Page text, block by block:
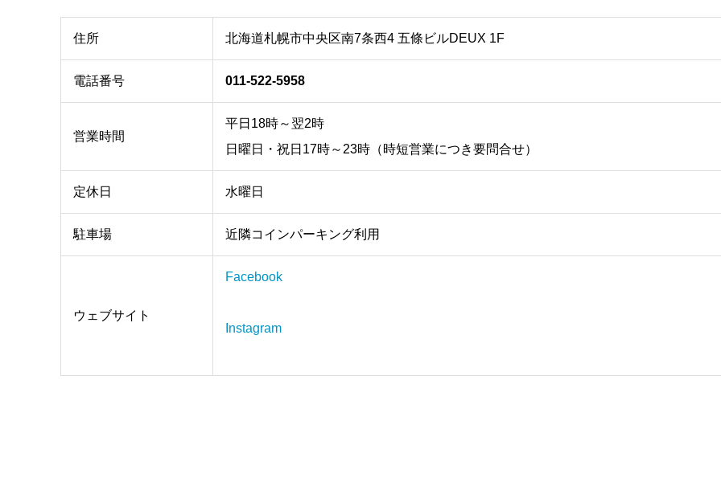
住所 北海道札幌市中央区南7条西4 五條ビルDEUX 1F
電話番号 011-522-5958
営業時間
平日18時～翌2時
日曜日・祝日17時～23時（時短営業につき要問合せ）
定休日 水曜日
駐車場 近隣コインパーキング利用
ウェブサイト
Facebook
Instagram